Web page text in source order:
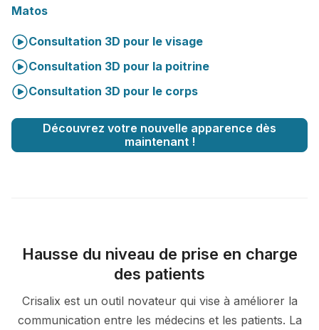
Matos
Consultation 3D pour le visage
Consultation 3D pour la poitrine
Consultation 3D pour le corps
Découvrez votre nouvelle apparence dès
maintenant !
Hausse du niveau de prise en charge
des patients
Crisalix est un outil novateur qui vise à améliorer la
communication entre les médecins et les patients. La